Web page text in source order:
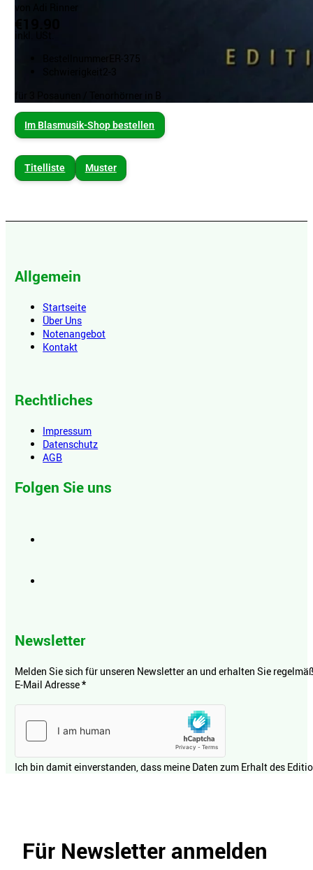
von Adi Rinner
€19.90
inkl. USt.
Bestellnummer
ER-375
Schwierigkeit 2-3
für 3 Posaunen / Tenorhörner in B
Im Blasmusik-Shop bestellen
Titelliste Muster
Allgemein
Startseite
Über Uns
Notenangebot
Kontakt
Rechtliches
Impressum
Datenschutz
AGB
Folgen Sie uns
Newsletter
Melden Sie sich für unseren Newsletter an und erhalten Sie
E-Mail Adresse*
Ich bin damit einverstanden, dass meine Daten zum Erhalt des
Für Newsletter anmelden